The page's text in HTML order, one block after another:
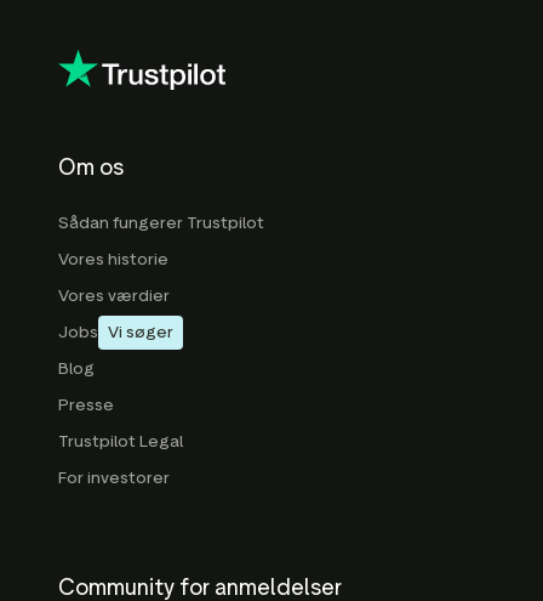
Om os
Sådan fungerer Trustpilot
Vores historie
Vores værdier
Jobs Vi søger
Blog
Presse
Trustpilot Legal
For investorer
Community for anmeldelser